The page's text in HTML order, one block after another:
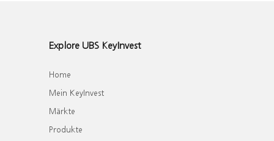
Explore UBS KeyInvest
Home
Mein KeyInvest
Märkte
Produkte